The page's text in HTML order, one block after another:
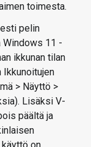
toimesta.
pelin
Windows 11 -
ikkunan tilan
Ikkunoitujen
> Näyttö >
Lisäksi V-
päältä ja